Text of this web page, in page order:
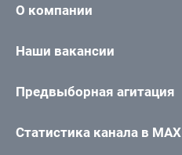
О компании
Наши вакансии
Предвыборная агитация
Статистика канала в MAX